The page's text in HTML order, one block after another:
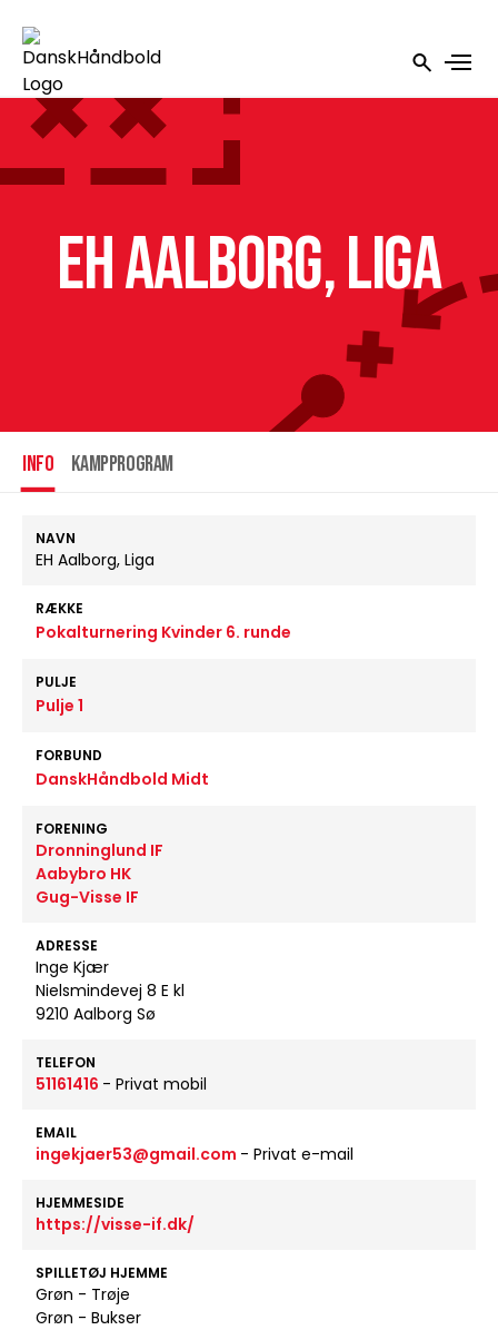
EH Aalborg, Liga
INFO Kampprogram
NAVN
EH Aalborg, Liga
RÆKKE
Pokalturnering Kvinder 6. runde
PULJE
Pulje 1
FORBUND
DanskHåndbold Midt
FORENING
Dronninglund IF
Aabybro HK
Gug-Visse IF
ADRESSE
Inge Kjær
Nielsmindevej 8 E kl
9210 Aalborg Sø
TELEFON
51161416 - Privat mobil
EMAIL
ingekjaer53@gmail.com - Privat e-mail
HJEMMESIDE
https://visse-if.dk/
SPILLETØJ HJEMME
Grøn - Trøje
Grøn - Bukser